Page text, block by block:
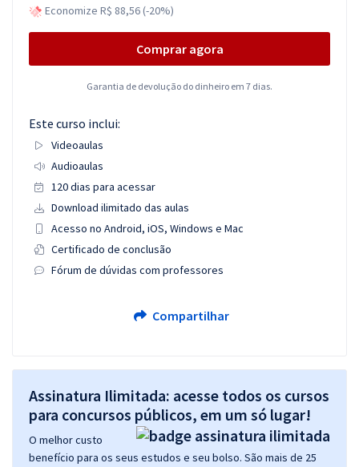
Economize R$ 88,56 (-20%)
Comprar agora
Garantia de devolução do dinheiro em 7 dias.
Este curso inclui:
Videoaulas
Audioaulas
120 dias para acessar
Download ilimitado das aulas
Acesso no Android, iOS, Windows e Mac
Certificado de conclusão
Fórum de dúvidas com professores
Compartilhar
Assinatura Ilimitada: acesse todos os cursos
para concursos públicos, em um só lugar!
O melhor custo
benefício para os seus estudos e seu bolso. São mais de 25